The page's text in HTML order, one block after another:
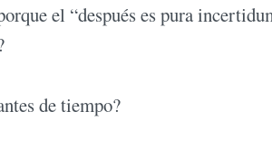
el “después es pura
de tiempo?